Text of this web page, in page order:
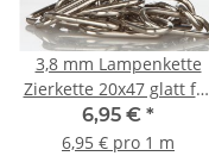
3,8 mm Lampenkette
Zierkette 20x47 glatt für
schwere Leuchten
vernickelt
6,95 € *
6,95 € pro 1 m